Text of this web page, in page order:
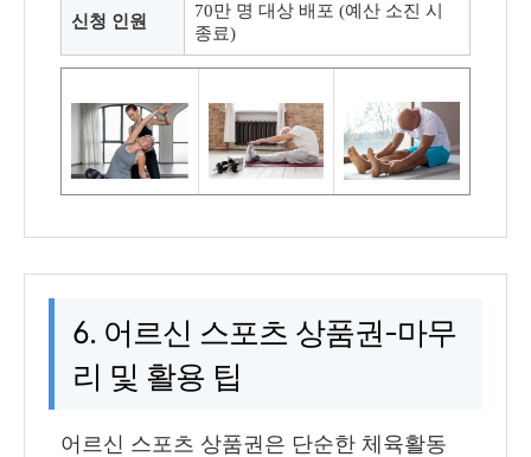
신청 인원
70만 명 대상 배포 (예산 소진 시
종료)
6. 어르신 스포츠 상품권-마무
리 및 활용 팁
어르신 스포츠 상품권은 단순한 체육활동